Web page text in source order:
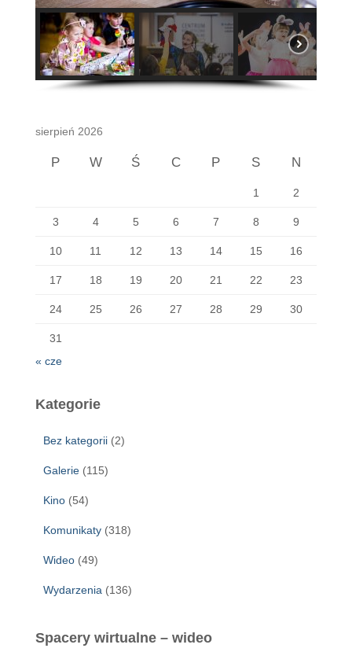
sierpień 2026
P W Ś C P S N
1 2
3 4 5 6 7 8 9
10 11 12 13 14 15 16
17 18 19 20 21 22 23
24 25 26 27 28 29 30
31
« cze
Kategorie
Bez kategorii (2)
Galerie (115)
Kino (54)
Komunikaty (318)
Wideo (49)
Wydarzenia (136)
Spacery wirtualne – wideo